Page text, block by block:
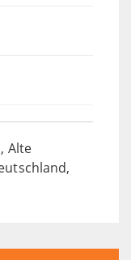
Alte